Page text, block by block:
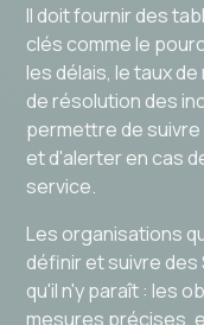
Il doit fournir des
clés comme le
les délais, le taux
de résolution des
permettre de
et d'alerter en cas
service.
Les organisations
définir et suivre
qu'il n'y paraît : les
mesures précises,